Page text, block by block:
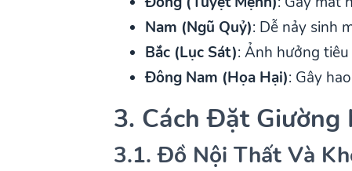
Nam (Ngũ Quỷ): Dễ nảy sinh
Bắc (Lục Sát): Ảnh hưởng
Đông Nam (Họa Hại): Gây
3. Cách Đặt Giường
3.1. Đồ Nội Thất Và